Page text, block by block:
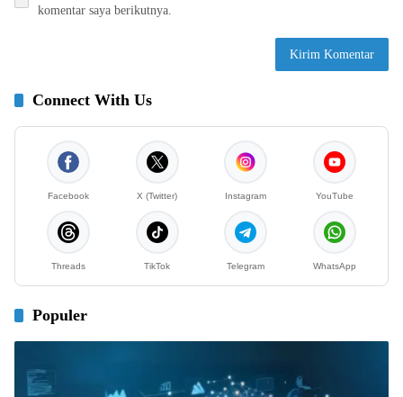
komentar saya berikutnya.
Connect With Us
Facebook X (Twitter) Instagram YouTube
Threads TikTok Telegram WhatsApp
Populer